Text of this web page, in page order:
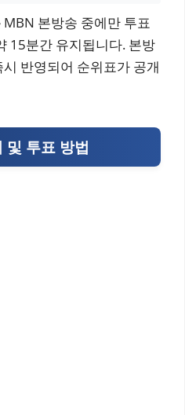
MBN 본방송 중에만 투표
15분간 유지됩니다. 본방
반영되어 순위표가 공개
및 투표 방법